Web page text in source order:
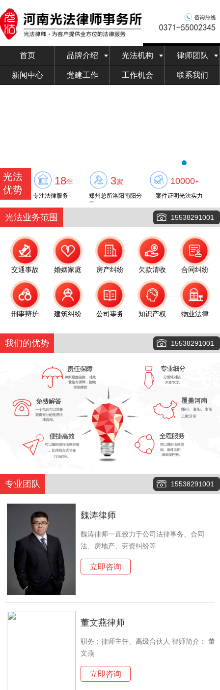
首页 品牌介绍 光法机构 律师团队
新闻中心 党建工作 工作机会 联系我们
光法
优势
18年
专注法律服务
3家
郑州总所洛阳南阳分
所
10000+
案件证明光法实力
光法业务范围 15538291001
交通事故 婚姻家庭 房产纠纷 欠款清收 合同纠纷
刑事辩护 建筑纠纷 公司事务 知识产权 物业法律
我们的优势 15538291001
专业团队 15538291001
魏涛律师
魏涛律师一直致力于公司法律事务、合同
法、房地产、劳资纠纷等
立即咨询
董文燕律师
职务：律师主任、高级合伙人 律师简介： 董
文燕
立即咨询